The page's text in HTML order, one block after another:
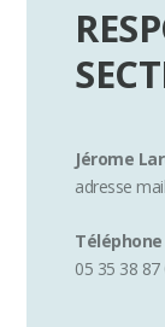
Jérome
adresse
05 35 38 87